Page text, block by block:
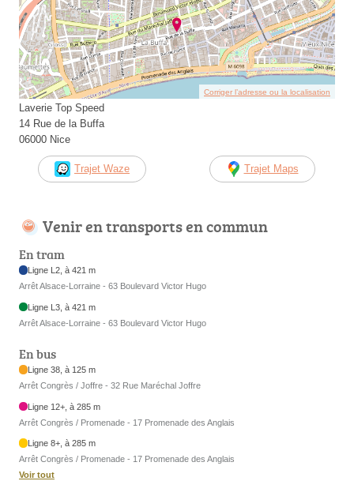
Corriger l’adresse ou la localisation
Laverie Top Speed
14 Rue de la Buffa
06000 Nice
Trajet Waze Trajet Maps
Venir en transports en commun
En tram
Ligne L2, à 421 m
Arrêt Alsace-Lorraine - 63 Boulevard Victor Hugo
Ligne L3, à 421 m
Arrêt Alsace-Lorraine - 63 Boulevard Victor Hugo
En bus
Ligne 38, à 125 m
Arrêt Congrès / Joffre - 32 Rue Maréchal Joffre
Ligne 12+, à 285 m
Arrêt Congrès / Promenade - 17 Promenade des Anglais
Ligne 8+, à 285 m
Arrêt Congrès / Promenade - 17 Promenade des Anglais
Voir tout